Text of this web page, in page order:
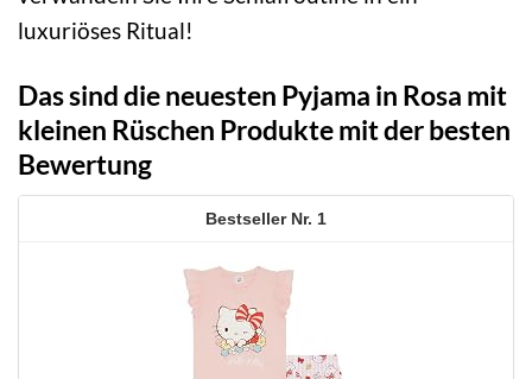
luxuriöses Ritual!
Das sind die neuesten Pyjama in Rosa mit
kleinen Rüschen Produkte mit der besten
Bewertung
1